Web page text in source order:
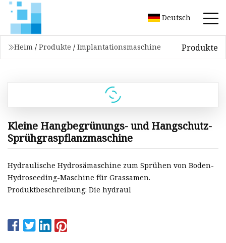
Deutsch
Heim / Produkte / Implantationsmaschine Produkte
Kleine Hangbegrünungs- und Hangschutz-
Sprühgraspflanzmaschine
Hydraulische Hydrosämaschine zum Sprühen von Boden-
Hydroseeding-Maschine für Grassamen.
Produktbeschreibung: Die hydraul